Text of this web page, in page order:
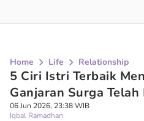
Home Life Relationship
5 Ciri Istri Terbaik
Ganjaran Surga
06 Jun 2026, 23:38 WIB
Iqbal Ramadhan